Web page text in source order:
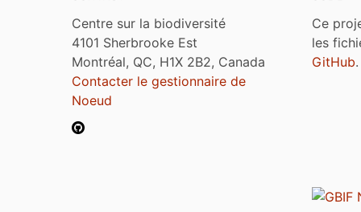
Centre sur la biodiversité
4101 Sherbrooke Est
Montréal, QC, H1X 2B2, Canada
Contacter le gestionnaire de
Noeud
Ce
les
GitHub.